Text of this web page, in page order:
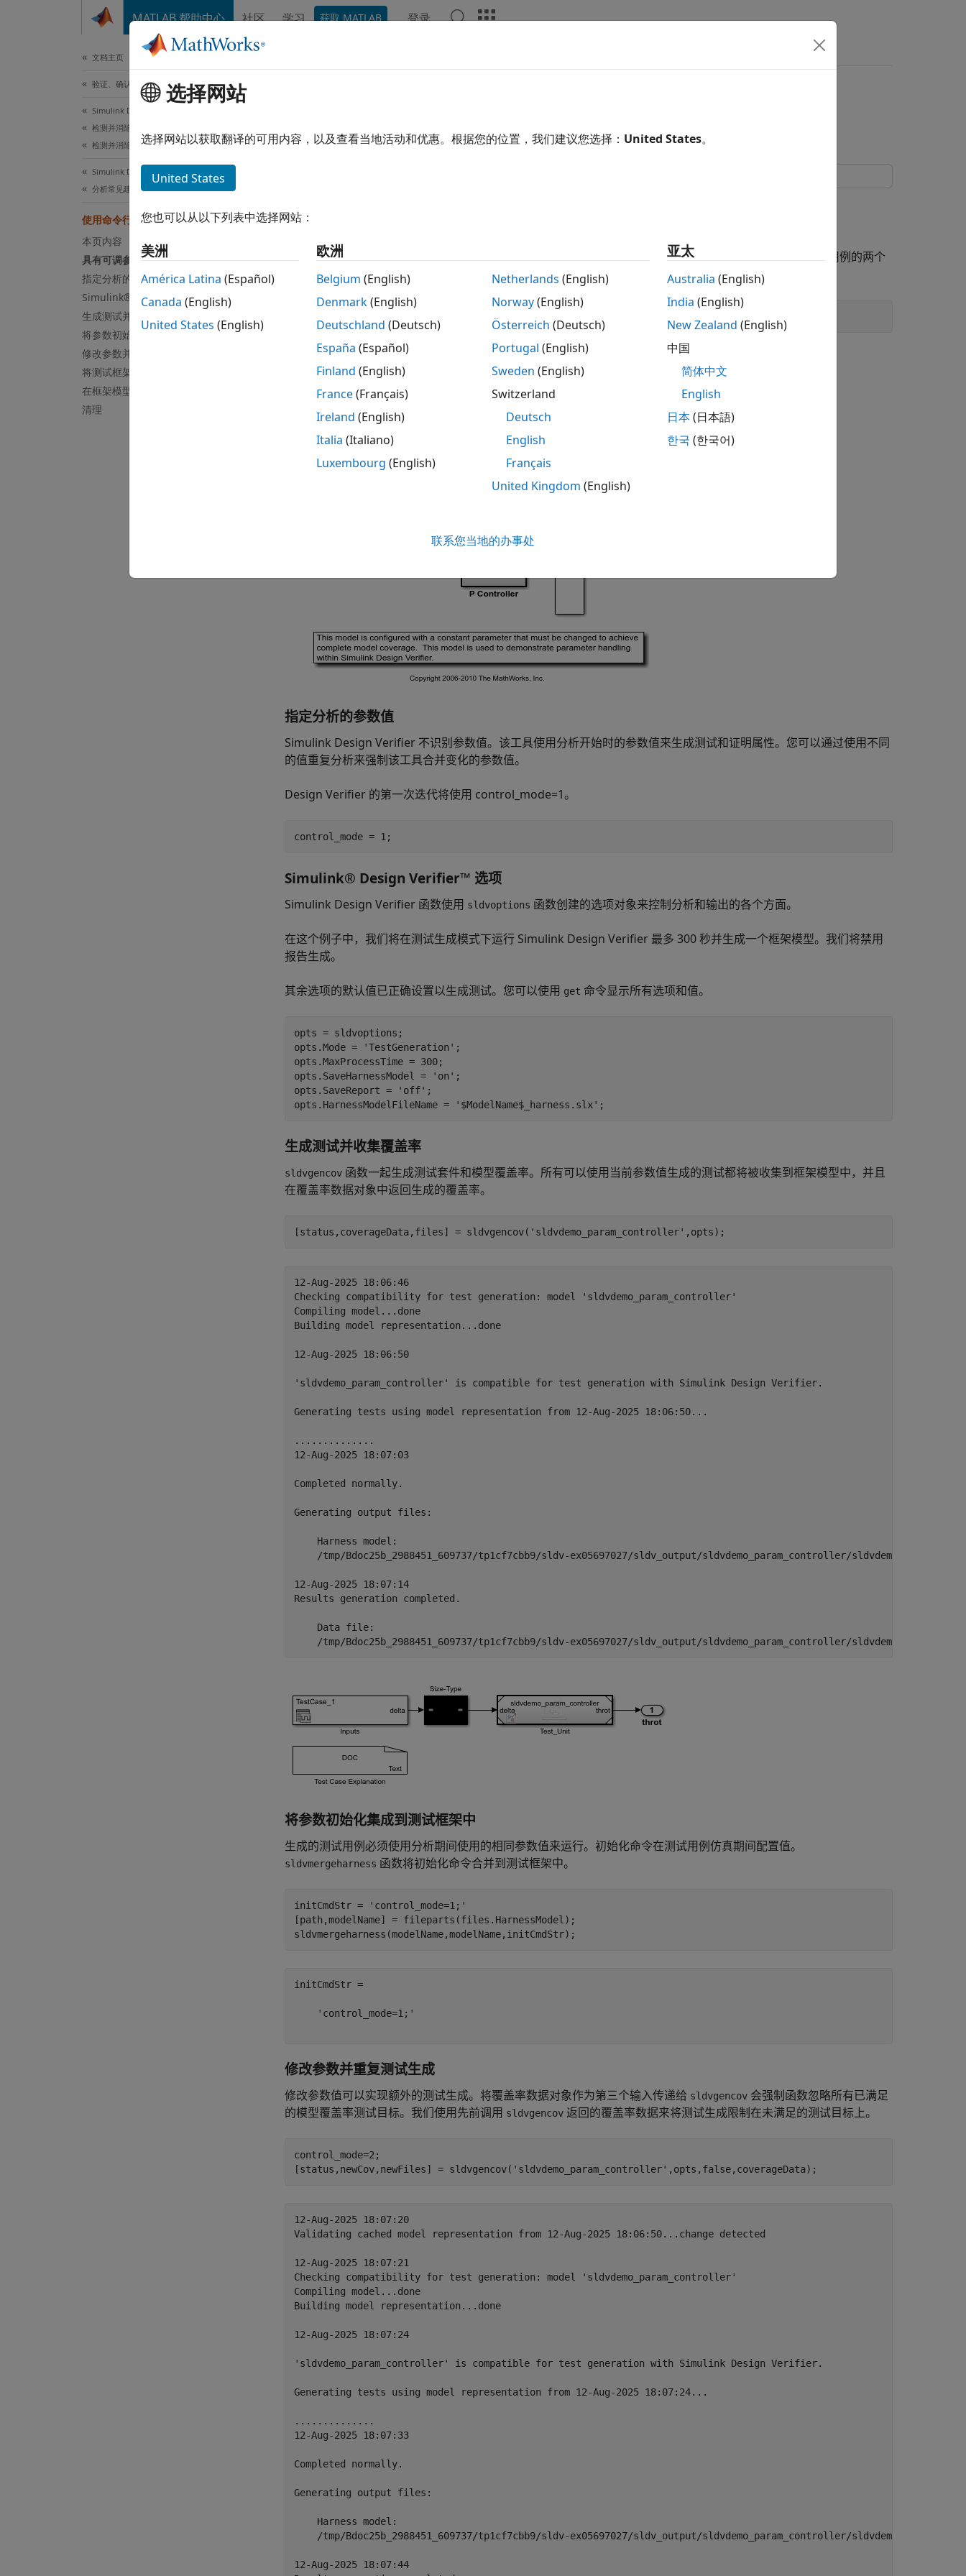
MATLAB 帮助中心 社区 学习 获取 MATLAB 登录
文档主页
验证、确认和测试
Simulink Design Verifier
检测并消除 Bug
检测并消除运行时错误
Simulink Design Verifier
分析常见建模模式
使用命令行函数支持更改参数
本页内容
具有可调参数的控制器模型
指定分析的参数值
Simulink® Design Verifier™ 选项
生成测试并收集覆盖率
将参数初始化集成到测试框架中
修改参数并重复测试生成
将测试框架合并到单个模型中
在框架模型中执行测试
清理
使用命令行函数支持更改参数
示例模型是一个具有单个参数的简单控制器。常量参数“control_mode”可以是 1 或 2。该参数必须采用测试用例的两个
值才能实现完全覆盖率。该值决定了开关模块输出以及将执行哪个使能子系统。
'sldvdemo_param_controller'
指定分析的参数值
Simulink Design Verifier 不识别参数值。该工具使用分析开始时的参数值来生成测试和证明属性。您可以通过使用不同
的值重复分析来强制该工具合并变化的参数值。
Design Verifier 的第一次迭代将使用 control_mode=1。
Simulink® Design Verifier™ 选项
Simulink Design Verifier 函数使用 sldvoptions 函数创建的选项对象来控制分析和输出的各个方面。
在这个例子中，我们将在测试生成模式下运行 Simulink Design Verifier 最多 300 秒并生成一个框架模型。我们将禁用
报告生成。
其余选项的默认值已正确设置以生成测试。您可以使用 get 命令显示所有选项和值。
opts = sldvoptions;
opts.Mode =
'TestGeneration' ;
opts.MaxProcessTime = 300;
opts.SaveHarnessModel =
'on' ;
opts.SaveReport =
'off' ;
opts.HarnessModelFileName =
'$ModelName$_harness.slx'
生成测试并收集覆盖率
sldvgencov 函数一起生成测试套件和模型覆盖率。所有可以使用当前参数值生成的测试都将被收集到框架模型中，并且
在覆盖率数据对象中返回生成的覆盖率。
[status,coverageData,files] = sldvgencov( 'sldvdemo_param_controller'
12-Aug-2025 18:06:46
Checking compatibility for test generation: model 'sldvdemo_param_controller'
Compiling model...done
Building model representation...done
12-Aug-2025 18:06:50
'sldvdemo_param_controller' is compatible for test generation with Simulink Design Verifier.
Generating tests using model representation from 12-Aug-2025 18:06:50...
..............
12-Aug-2025 18:07:03
Completed normally.
Generating output files:
    Harness model:
/tmp/Bdoc25b_2988451_609737/tp1cf7cbb9/sldv-ex05697027/sldv_output/sldvdemo_param_controller/
12-Aug-2025 18:07:14
Results generation completed.
    Data file:
将参数初始化集成到测试框架中
生成的测试用例必须使用分析期间使用的相同参数值来运行。初始化命令在测试用例仿真期间配置值。
sldvmergeharness 函数将初始化命令合并到测试框架中。
initCmdStr =
'control_mode=1;'
[path,modelName] = fileparts(files.HarnessModel);
initCmdStr =
    'control_mode=1;'
修改参数并重复测试生成
修改参数值可以实现额外的测试生成。将覆盖率数据对象作为第三个输入传递给 sldvgencov 会强制函数忽略所有已满足
的模型覆盖率测试目标。我们使用先前调用 sldvgencov 返回的覆盖率数据来将测试生成限制在未满足的测试目标上。
control_mode=2;
[status,newCov,newFiles] = sldvgencov( 'sldvdemo_param_controller'
12-Aug-2025 18:07:20
Validating cached model representation from 12-Aug-2025 18:06:50...change detected
12-Aug-2025 18:07:21
Checking compatibility for test generation: model 'sldvdemo_param_controller'
Compiling model...done
Building model representation...done
12-Aug-2025 18:07:24
'sldvdemo_param_controller' is compatible for test generation with Simulink Design Verifier.
Generating tests using model representation from 12-Aug-2025 18:07:24...
..............
12-Aug-2025 18:07:33
Completed normally.
Generating output files:
    Harness model:
/tmp/Bdoc25b_2988451_609737/tp1cf7cbb9/sldv-ex05697027/sldv_output/sldvdemo_param_controller/
12-Aug-2025 18:07:44
选择网站
选择网站以获取翻译的可用内容，以及查看当地活动和优惠。根据您的位置，我们建议您选择： United States。
United States
您也可以从以下列表中选择网站：
美洲
América Latina (Español)
Canada (English)
United States (English)
欧洲
Belgium (English)
Denmark(English)
Deutschland (Deutsch)
España (Español)
Finland (English)
France(Français)
Ireland (English)
Italia (Italiano)
Luxembourg (English)
Netherlands (English)
Norway(English)
Österreich (Deutsch)
Portugal (English)
Sweden (English)
Switzerland
Deutsch
English
Français
United Kingdom (English)
亚太
Australia (English)
India (English)
New Zealand (English)
中国
简体中文
English
日本(日本語)
한국 (한국어)
联系您当地的办事处